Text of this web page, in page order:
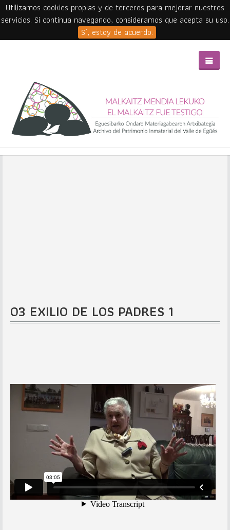
Utilizamos cookies propias y de terceros para mejorar nuestros
servicios. Si continua navegando, consideramos que acepta su uso.
Sí, estoy de acuerdo.
03 EXILIO DE LOS PADRES 1